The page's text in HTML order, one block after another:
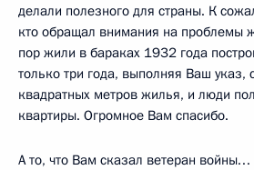
делали полезного для страны. К
кто обращал внимания на проблемы
пор жили в бараках 1932 года
только три года, выполняя Ваш указ,
квадратных метров жилья, и люди
квартиры. Огромное Вам спасибо.
А то, что Вам сказал ветеран